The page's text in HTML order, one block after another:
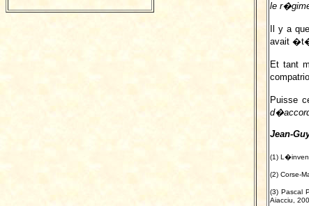
le
Il y a
avait �t�
Et tant
Puisse
Jean-
(1)
(2) Corse-
(3) Pascal
Aiacciu,